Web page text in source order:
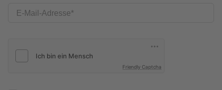
E-Mail-Adresse
Friendly Captcha